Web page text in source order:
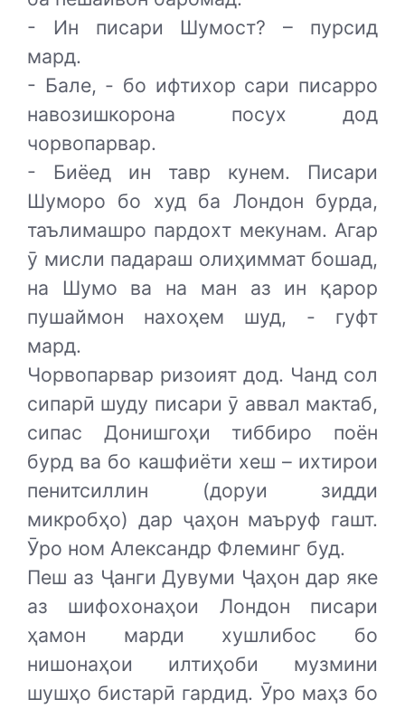
- Ин писари Шумост? – пурсид
мард.
- Бале, - бо ифтихор сари писарро
навозишкорона посух дод
чорвопарвар.
- Биёед ин тавр кунем. Писари
Шуморо бо худ ба Лондон бурда,
таълимашро пардохт мекунам. Агар
ӯ мисли падараш олиҳиммат бошад,
на Шумо ва на ман аз ин қарор
пушаймон нахоҳем шуд, - гуфт
мард.
Чорвопарвар ризоият дод. Чанд сол
сипарӣ шуду писари ӯ аввал мактаб,
сипас Донишгоҳи тиббиро поён
бурд ва бо кашфиёти хеш – ихтирои
пенитсиллин (доруи зидди
микробҳо) дар ҷаҳон маъруф гашт.
Ӯро ном Александр Флеминг буд.
Пеш аз Ҷанги Дувуми Ҷаҳон дар яке
аз шифохонаҳои Лондон писари
ҳамон марди хушлибос бо
нишонаҳои илтиҳоби музмини
шушҳо бистарӣ гардид. Ӯро маҳз бо